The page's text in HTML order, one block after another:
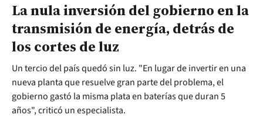
La nula inversión del gobierno en la
transmisión de energía, detrás de
los cortes de luz
Un tercio del país quedó sin luz. "En lugar de invertir en una
nueva planta que resuelve gran parte del problema, el
gobierno gastó la misma plata en baterías que duran 5
años", criticó un especialista.